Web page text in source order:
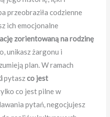
przeobraziła codzienne
ich emocjonalne
zorientowaną na rodzinę
unikasz żargonu i
plan. W ramach
pytaszco jest
co jest pilne w
pytań, negocjujesz